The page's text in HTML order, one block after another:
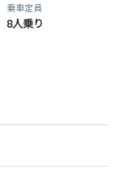
乗車定員
8人乗り